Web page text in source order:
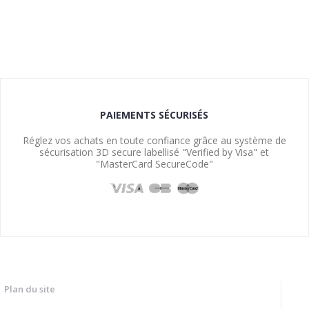
PAIEMENTS SÉCURISÉS
Réglez vos achats en toute confiance grâce au système de
sécurisation 3D secure labellisé "Verified by Visa" et
"MasterCard SecureCode"
Plan du site